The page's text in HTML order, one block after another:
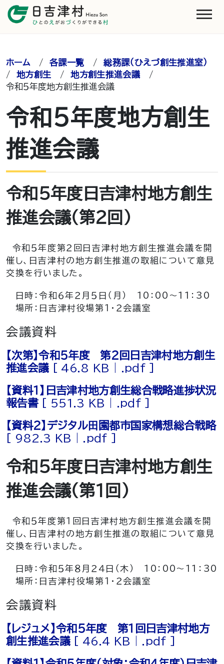
ホーム /各課一覧 /総務課（ひえづ創生推進室）
/ 地方創生 /地方創生推進会議 /
令和５年度地方創生推進会議
令和５年度地方創生
推進会議
令和５年度日吉津村地方創生
推進会議（第２回）
令和５年度第２回日吉津村地方創生推進会議を開
催し、日吉津村の地方創生推進の取組について意見
交換を行いました。
日時：令和６年２月５日（月） 10：00～11：30
場所：日吉津村役場第１・２会議室
会議資料
【次第】令和５年度 第２回日吉津村地方創生
推進会議
[ 46.8 KB | .pdf ]
【資料１】日吉津村地方創生総合戦略進捗状況
報告書
[ 551.3 KB | .pdf ]
【資料２】デジタル⽥園都市国家構想総合戦略
[ 982.3 KB | .pdf ]
令和５年度日吉津村地方創生
推進会議（第１回）
令和５年度第１回日吉津村地方創生推進会議を開
催し、日吉津村の地方創生推進の取組について意見
交換を行いました。
日時：令和５年８月２４日（木） 10：00～11：30
場所：日吉津村役場第１・２会議室
会議資料
【レジュメ】令和５年度 第１回日吉津村地方
創生推進会議
[ 46.4 KB | .pdf ]